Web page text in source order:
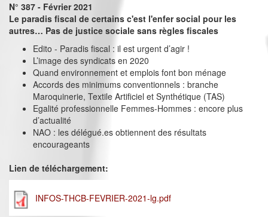
N° 387 - Février 2021
Le paradis fiscal de certains c'est l'enfer social pour les
autres… Pas de justice sociale sans règles fiscales
Edito - Paradis fiscal : il est urgent d’agir !
L’image des syndicats en 2020
Quand environnement et emplois font bon ménage
Accords des minimums conventionnels : branche
Maroquinerie, Textile Artificiel et Synthétique (TAS)
Egalité professionnelle Femmes-Hommes : encore plus
d’actualité
NAO : les délégué.es obtiennent des résultats
encourageants
Lien de téléchargement:
INFOS-THCB-FEVRIER-2021-lg.pdf